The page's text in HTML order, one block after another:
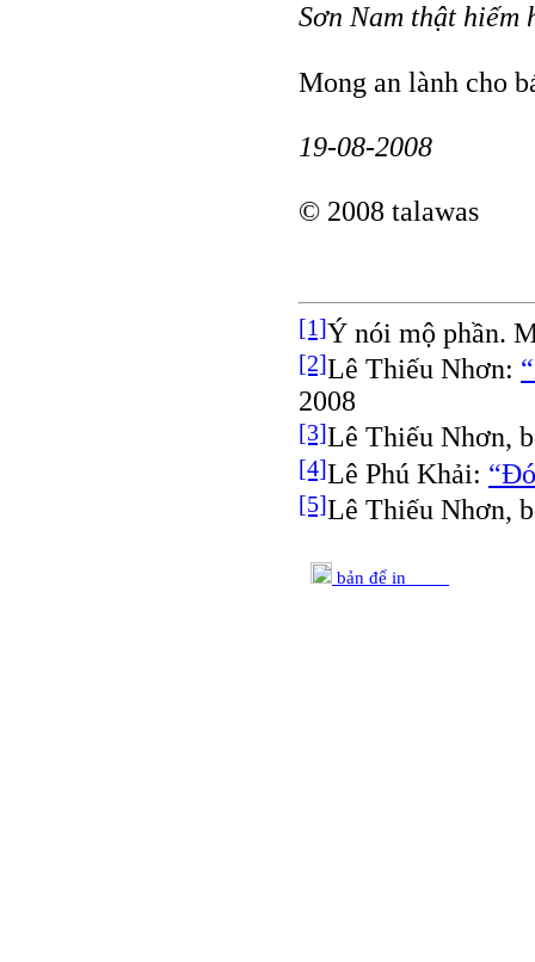
Sơn Nam thật hiếm
Mong an lành cho
19-08-2008
© 2008 talawas
[1]Ý nói mộ phần.
[2]Lê Thiếu Nhơn:
2008
[3]Lê Thiếu Nhơn,
[4]Lê Phú Khải:
[5]Lê Thiếu Nhơn,
bản để in